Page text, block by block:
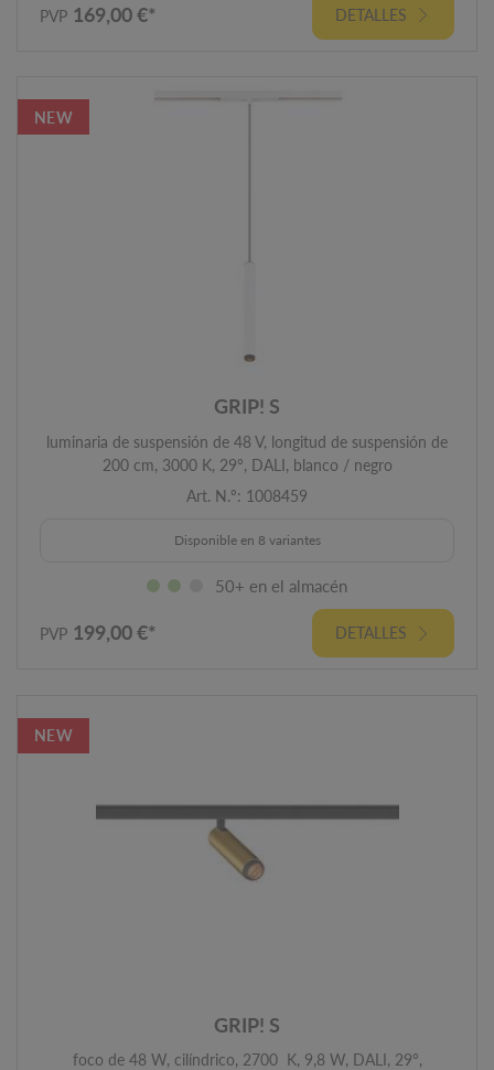
PVP 169,00 €* DETALLES
NEW
GRIP! S
luminaria de suspensión de 48 V, longitud de suspensión de
200 cm, 3000 K, 29°, DALI, blanco / negro
Art. N.º: 1008459
Disponible en 8 variantes
50+ en el almacén
PVP 199,00 €* DETALLES
NEW
GRIP! S
foco de 48 W, cilíndrico, 2700 K, 9,8 W, DALI, 29°,